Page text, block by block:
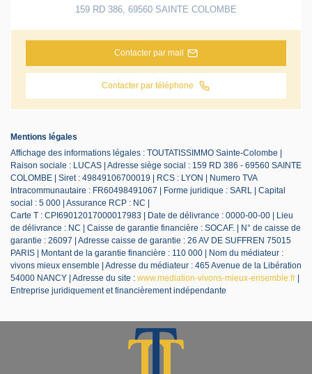
159 RD 386 69560 SAINTE COLOMBE
Contacter par mail
Contacter par téléphone
Mentions légales
Affichage des informations légales : TOUTATISSIMMO Sainte-Colombe |
Raison sociale : LUCAS | Adresse siège social : 159 RD 386 - 69560 SAINTE
COLOMBE | Siret : 49849106700019 | RCS : LYON | Numero TVA
Intracommunautaire : FR60498491067 | Forme juridique : SARL | Capital
social : 5 000 | Assurance RCP : NC |
Carte T : CPI69012017000017983 | Date de délivrance : 0000-00-00 | Lieu
de délivrance : NC | Caisse de garantie financière : SOCAF. | N° de caisse de
garantie : 26097 | Adresse caisse de garantie : 26 AV DE SUFFREN 75015
PARIS | Montant de la garantie financière : 110 000 | Nom du médiateur :
vivons mieux ensemble | Adresse du médiateur : 465 Avenue de la Libération
54000 NANCY | Adresse du site : www.mediation-vivons-mieux-ensemble.fr
Entreprise juridiquement et financièrement indépendante